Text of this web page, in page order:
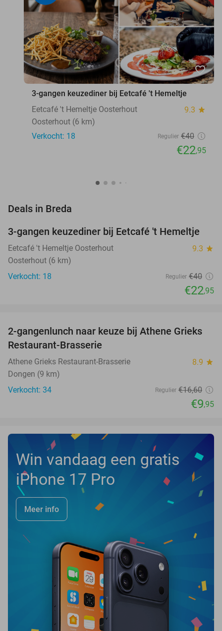
favorite_border
3-gangen keuzediner bij Eetcafé 't Hemeltje
Eetcafé 't Hemeltje Oosterhout
9.3 star
Oosterhout (6 km)
Verkocht: 18
Regulier €40
€22,95
Deals in Breda
43%
NEW
TODAY
3-gangen keuzediner bij Eetcafé 't Hemeltje
Eetcafé 't Hemeltje Oosterhout 9.3 star
Oosterhout (6 km)
Verkocht: 18
Regulier €40
€22,95
40%
NEW
TODAY
2-gangenlunch naar keuze bij Athene Grieks
Restaurant-Brasserie
Athene Grieks Restaurant-Brasserie 8.9 star
Dongen (9 km)
Verkocht: 34
Regulier €16,60
€9,95
Win vandaag een gratis
iPhone 17 Pro
Meer info